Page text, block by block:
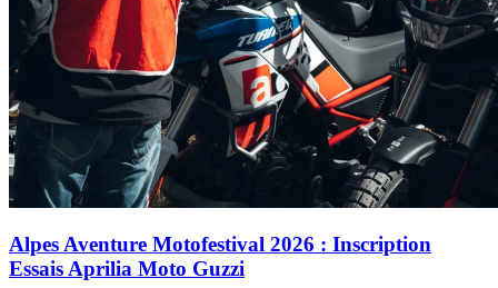
Alpes Aventure Motofestival 2026 : Inscription
Essais Aprilia Moto Guzzi